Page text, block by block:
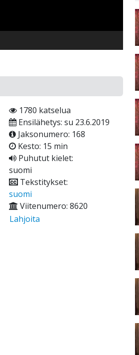
1780 katselua
Ensilähetys: su 23.6.2019
Jaksonumero: 168
Kesto: 15 min
Puhutut kielet:
suomi
Tekstitykset:
suomi
Viitenumero: 8620
Lahjoita